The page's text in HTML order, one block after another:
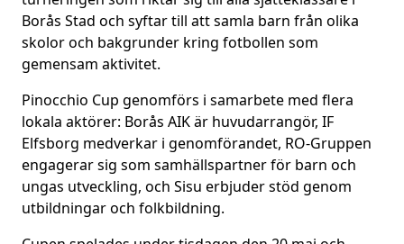
Borås Stad och syftar till att samla barn från olika
skolor och bakgrunder kring fotbollen som
gemensam aktivitet.
Pinocchio Cup genomförs i samarbete med flera
lokala aktörer: Borås AIK är huvudarrangör, IF
Elfsborg medverkar i genomförandet, RO-Gruppen
engagerar sig som samhällspartner för barn och
ungas utveckling, och Sisu erbjuder stöd genom
utbildningar och folkbildning.